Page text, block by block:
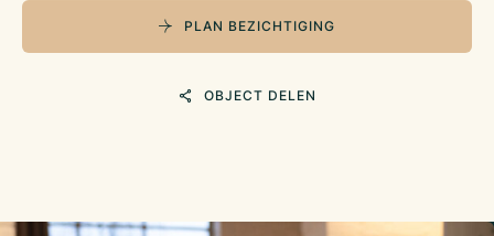
PLAN BEZICHTIGING
OBJECT DELEN